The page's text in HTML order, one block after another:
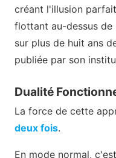
créant l'illusion
flottant au-dessus de
sur plus de huit ans
publiée par son
Dualité
La force de cette
deux fois.
En mode normal,